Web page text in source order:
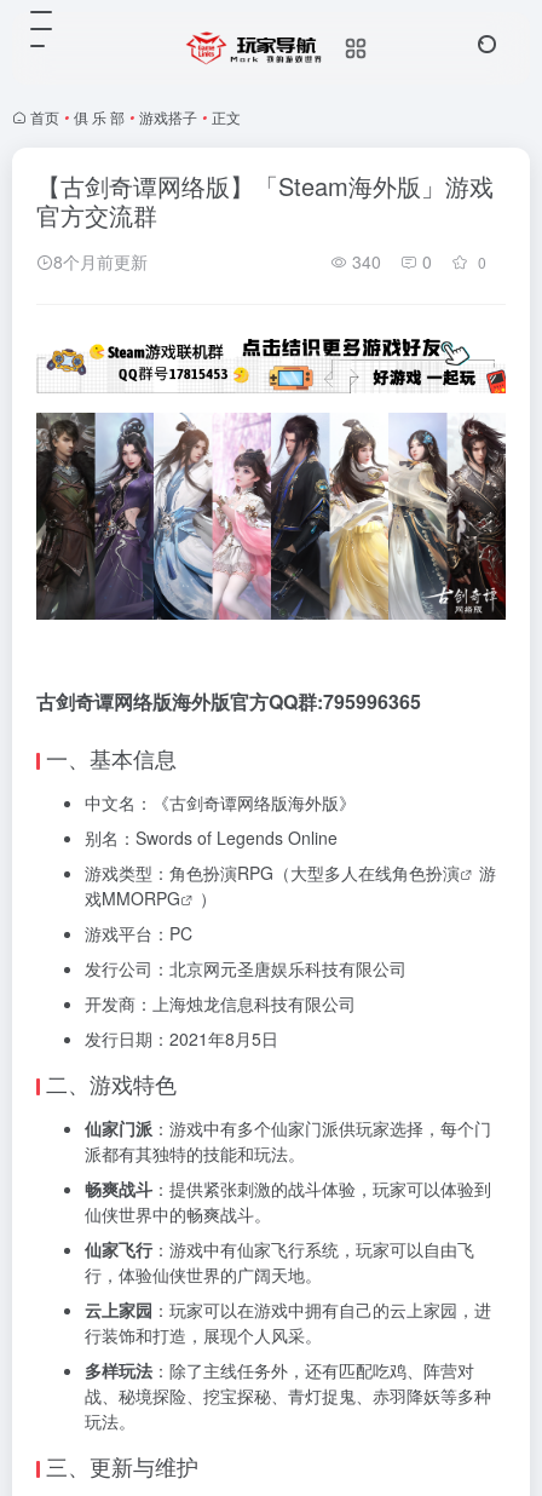
首页 • 俱 乐 部 • 游戏搭子 • 正文
【古剑奇谭网络版】「Steam海外版」游戏
官方交流群
8个月前更新 340 0 0
古剑奇谭网络版海外版官方QQ群:795996365
一、基本信息
中文名：《古剑奇谭网络版海外版》
别名：Swords of Legends Online
游戏类型：角色扮演RPG（大型多人在线角色扮演
游
戏MMORPG
）
游戏平台：PC
发行公司：北京网元圣唐娱乐科技有限公司
开发商：上海烛龙信息科技有限公司
发行日期：2021年8月5日
二、游戏特色
仙家门派 ：游戏中有多个仙家门派供玩家选择，每个门
派都有其独特的技能和玩法。
畅爽战斗 ：提供紧张刺激的战斗体验，玩家可以体验到
仙侠世界中的畅爽战斗。
仙家飞行 ：游戏中有仙家飞行系统，玩家可以自由飞
行，体验仙侠世界的广阔天地。
云上家园 ：玩家可以在游戏中拥有自己的云上家园，进
行装饰和打造，展现个人风采。
多样玩法 ：除了主线任务外，还有匹配吃鸡、阵营对
战、秘境探险、挖宝探秘、青灯捉鬼、赤羽降妖等多种
玩法。
三、更新与维护